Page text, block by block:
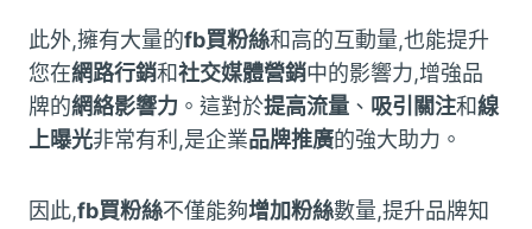
此外,擁有大量的fb買粉絲和高的互動量,也能提升
您在網路行銷和社交媒體營銷中的影響力,增強品
牌的網絡影響力 。這對於提高流量 、 吸引關注和線
上曝光非常有利,是企業品牌推廣的強大助力。
因此,fb買粉絲不僅能夠增加粉絲數量,提升品牌知